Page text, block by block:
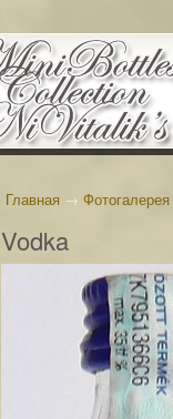
Главная → Фотогалерея
Vodka